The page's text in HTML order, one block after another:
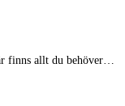
finns allt du behöver…